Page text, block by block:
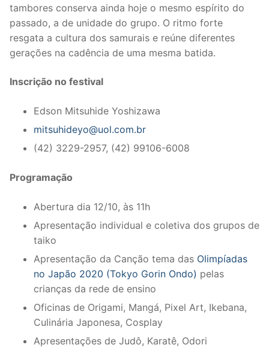
tambores conserva ainda hoje o mesmo espírito do
passado, a de unidade do grupo. O ritmo forte
resgata a cultura dos samurais e reúne diferentes
gerações na cadência de uma mesma batida.
Inscrição no festival
Edson Mitsuhide Yoshizawa
mitsuhideyo@uol.com.br
(42) 3229-2957, (42) 99106-6008
Programação
Abertura dia 12/10, às 11h
Apresentação individual e coletiva dos grupos de
taiko
Apresentação da Canção tema das Olimpíadas
no Japão 2020 (Tokyo Gorin Ondo) pelas
crianças da rede de ensino
Oficinas de Origami, Mangá, Pixel Art, Ikebana,
Culinária Japonesa, Cosplay
Apresentações de Judô, Karatê, Odori